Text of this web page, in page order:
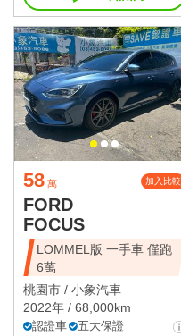
58 萬 加入比較
FORD
FOCUS
LOMMEL版 一手車 僅跑
6萬
桃園市 / 小象汽車
2022年 / 68,000km
認證車
五大保證